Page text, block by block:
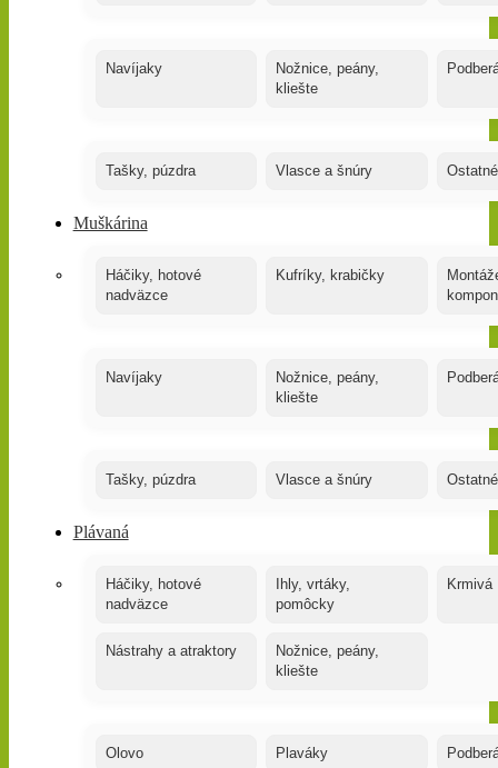
Navíjaky
Nožnice, peány,
kliešte
Tašky, púzdra Vlasce a šnúry Ostatné
Muškárina
Háčiky, hotové
nadväzce
Kufríky, krabičky
Navíjaky
Nožnice, peány,
kliešte
Tašky, púzdra Vlasce a šnúry
Plávaná
Háčiky, hotové
nadväzce
Ihly, vrtáky,
pomôcky
Krmivá
Nástrahy a atraktory
Nožnice, peány,
kliešte
Olovo Plaváky